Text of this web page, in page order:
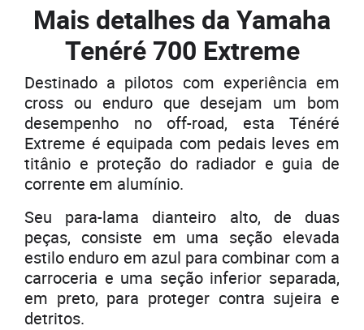
Mais detalhes da Yamaha
Tenéré 700 Extreme
Destinado a pilotos com experiência em
cross ou enduro que desejam um bom
desempenho no off-road, esta Ténéré
Extreme é equipada com pedais leves em
titânio e proteção do radiador e guia de
corrente em alumínio.
Seu para-lama dianteiro alto, de duas
peças, consiste em uma seção elevada
estilo enduro em azul para combinar com a
carroceria e uma seção inferior separada,
em preto, para proteger contra sujeira e
detritos.